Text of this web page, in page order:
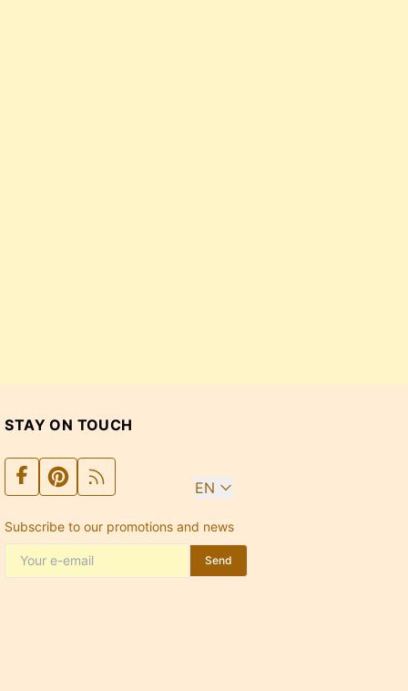
STAY ON TOUCH
EN
Subscribe to our promotions and news
Send